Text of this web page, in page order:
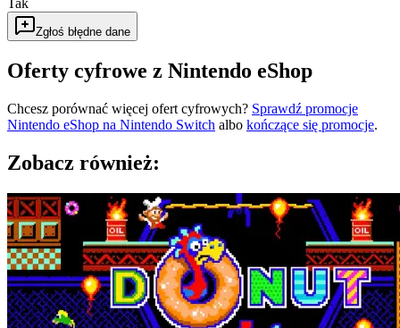
Tak
Zgłoś błędne dane
Oferty cyfrowe z Nintendo eShop
Chcesz porównać więcej ofert cyfrowych? Sprawdź promocje
Nintendo eShop na Nintendo Switch albo kończące się promocje.
Zobacz również: